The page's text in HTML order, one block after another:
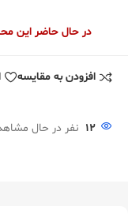
در حال حاضر این
افزودن به مقایسه
12 نفر در حال